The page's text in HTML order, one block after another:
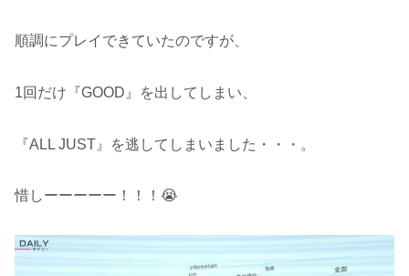
順調にプレイできていたのですが、
1回だけ『GOOD』を出してしまい、
『ALL JUST』を逃してしまいました・・・。
惜しーーーーー！！！😭